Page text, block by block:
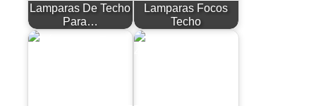
Lamparas De Techo
Para…
Lamparas Focos
Techo